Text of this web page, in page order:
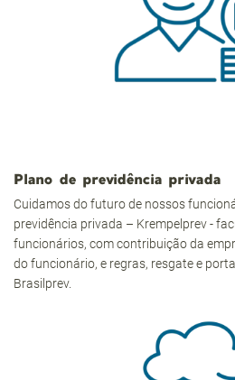
Plano de previdência privada
Cuidamos do futuro de nossos
previdência privada – Krempelprev -
funcionários, com contribuição da
do funcionário, e regras, resgate e
Brasilprev.